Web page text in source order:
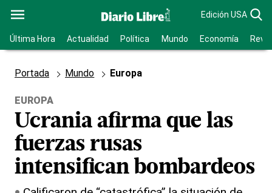
Edición USA
Última Hora Actualidad Política Mundo Economía
Portada Mundo Europa
EUROPA
Ucrania afirma que las
fuerzas rusas
intensifican bombardeos